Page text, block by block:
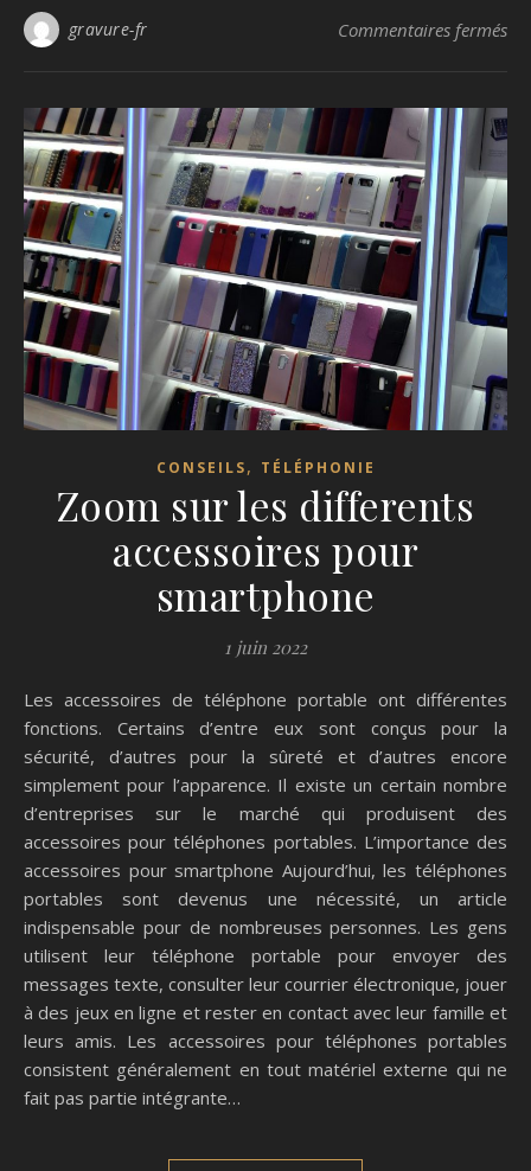
gravure-fr Commentaires fermés
CONSEILS, TÉLÉPHONIE
Zoom sur les differents
accessoires pour
smartphone
1 juin 2022
Les accessoires de téléphone portable ont différentes
fonctions. Certains d’entre eux sont conçus pour la
sécurité, d’autres pour la sûreté et d’autres encore
simplement pour l’apparence. Il existe un certain nombre
d’entreprises sur le marché qui produisent des
accessoires pour téléphones portables. L’importance des
accessoires pour smartphone Aujourd’hui, les téléphones
portables sont devenus une nécessité, un article
indispensable pour de nombreuses personnes. Les gens
utilisent leur téléphone portable pour envoyer des
messages texte, consulter leur courrier électronique, jouer
à des jeux en ligne et rester en contact avec leur famille et
leurs amis. Les accessoires pour téléphones portables
consistent généralement en tout matériel externe qui ne
fait pas partie intégrante…